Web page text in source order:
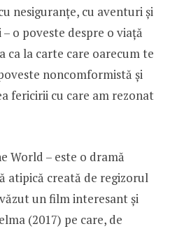
nesiguranțe, cu aventuri și
– o poveste despre o viață
ca la carte care oarecum te
noncomformistă și
fericirii cu care am rezonat
World – este o dramă
atipică creată de regizorul
un film interesant și
(2017) pe care, de